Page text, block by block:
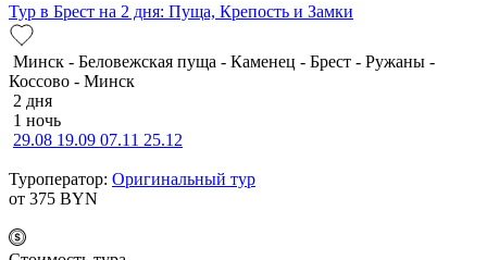
Тур в Брест на 2 дня: Пуща, Крепость и Замки
Минск - Беловежская пуща - Каменец - Брест - Ружаны -
Коссово - Минск
2 дня
1 ночь
29.08 19.09 07.11 25.12
Туроператор: Оригинальный тур
от 375 BYN